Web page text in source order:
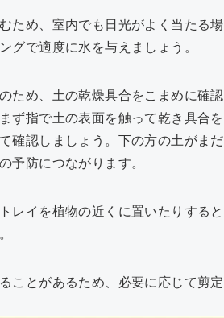
ため、室内でも日光がよく当たる場
グで適度に水を与えましょう。
ため、土の乾燥具合をこまめに確認
ず指で土の表面を触って乾き具合を
確認しましょう。下の方の土がまだ
予防につながります。
レイを植物の近くに置いたりすると
ことがあるため、必要に応じて剪定